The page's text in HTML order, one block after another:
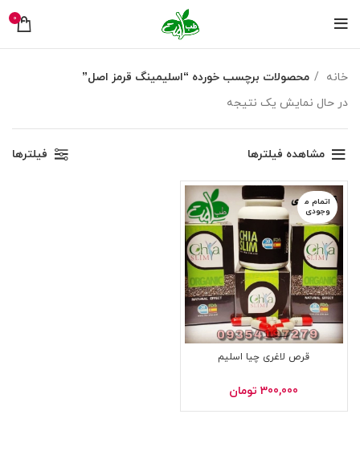
0
خانه
محصولات برچسب خورده “اسلیمینگ قرمز اصل”
در حال نمایش یک نتیجه
مشاهده فیلترها فیلترها
اتمام م
وجودی
قرص لاغری چیا اسلیم
300,000 تومان